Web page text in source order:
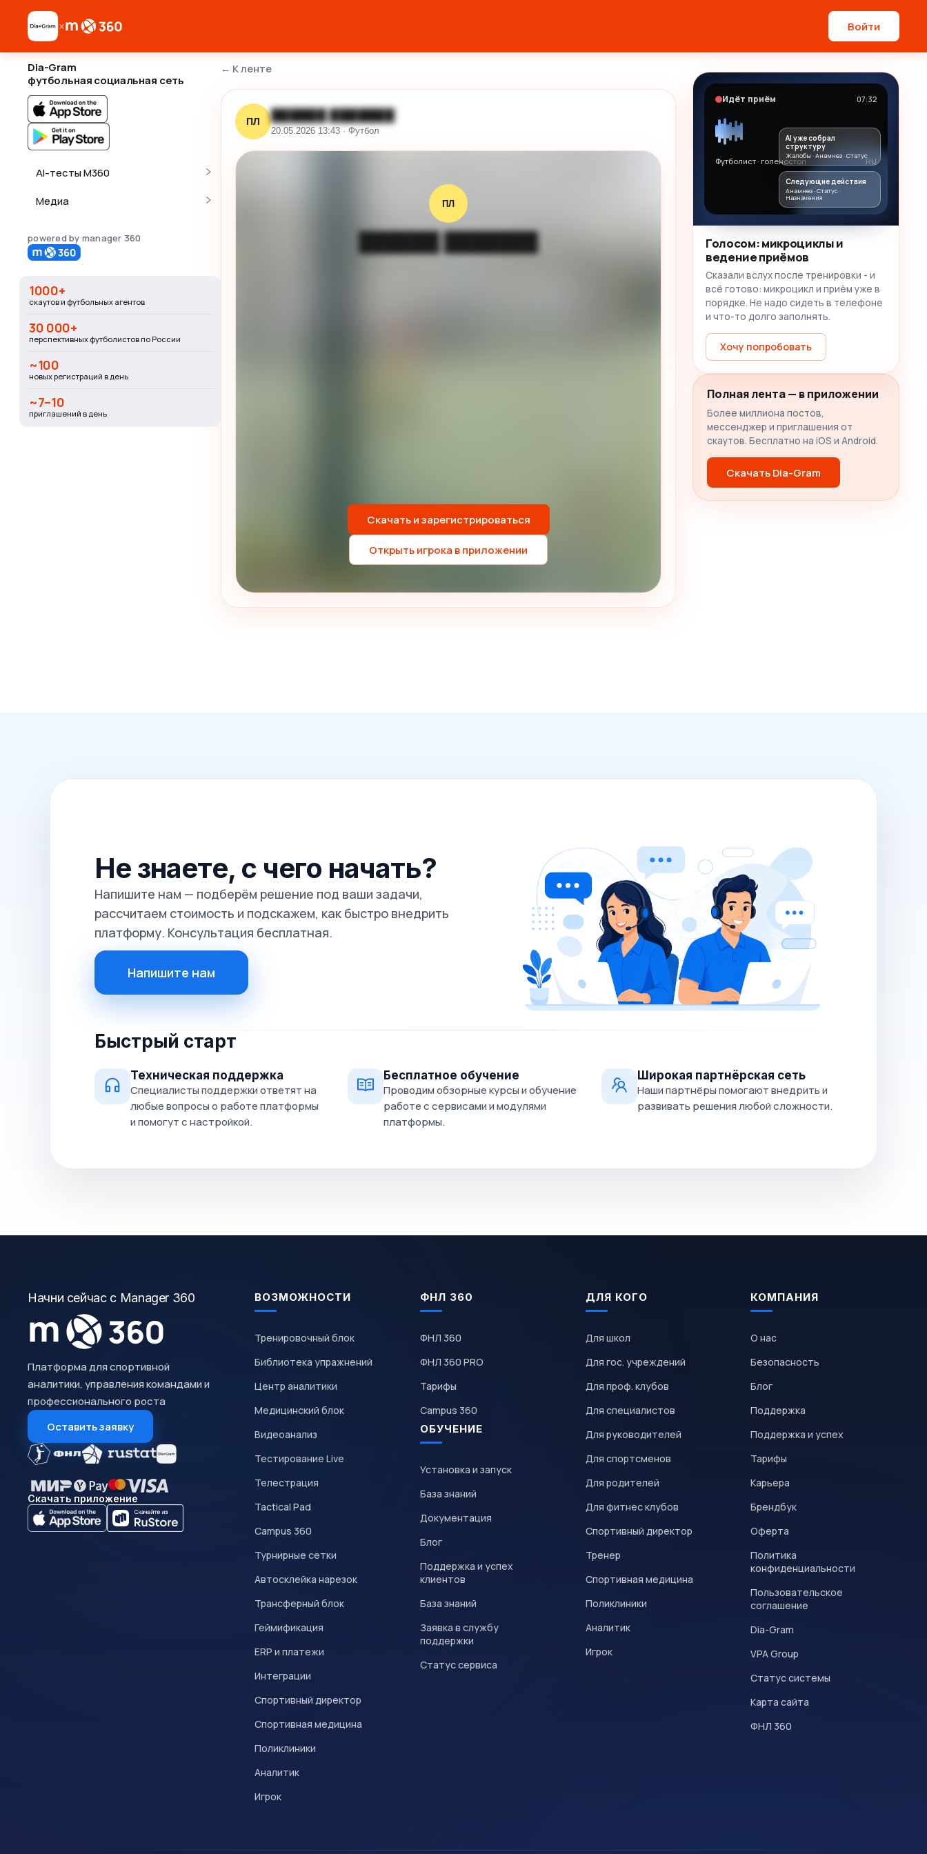
× Войти
Dia-Gram
футбольная социальная сеть
AI-тесты M360
Медиа
powered by manager 360
1000+
скаутов и футбольных агентов
30 000+
перспективных футболистов по России
~100
новых регистраций в день
~7–10
приглашений в день
← К ленте
ПЛ ██████ ███████
20.05.2026 13:43 · Футбол
ПЛ
██████ ███████
Скачать и зарегистрироваться
Открыть игрока в приложении
Идёт приём 07:32
Футболист · голеностоп RU
AI уже собрал
структуру
Жалобы · Анамнез · Статус
Следующие действия
Анамнез · Статус ·
Назначения
Голосом: микроциклы и
ведение приёмов
Сказали вслух после тренировки - и
всё готово: микроцикл и приём уже в
порядке. Не надо сидеть в телефоне
и что-то долго заполнять.
Хочу попробовать
Полная лента — в приложении
Более миллиона постов,
мессенджер и приглашения от
скаутов. Бесплатно на iOS и Android.
Скачать Dia-Gram
Не знаете, с чего начать?
Напишите нам — подберём решение под ваши задачи,
рассчитаем стоимость и подскажем, как быстро внедрить
платформу. Консультация бесплатная.
Напишите нам
Быстрый старт
Техническая поддержка
Специалисты поддержки ответят на
любые вопросы о работе платформы
и помогут с настройкой.
Бесплатное обучение
Проводим обзорные курсы и обучение
работе с сервисами и модулями
платформы.
Широкая партнёрская сеть
Наши партнёры помогают внедрить и
развивать решения любой сложности.
Начни сейчас с Manager 360
Платформа для спортивной
аналитики, управления командами и
профессионального роста
Оставить заявку
Скачать приложение
ВОЗМОЖНОСТИ
Тренировочный блок
Библиотека упражнений
Центр аналитики
Медицинский блок
Видеоанализ
Тестирование Live
Телестрация
Tactical Pad
Campus 360
Турнирные сетки
Автосклейка нарезок
Трансферный блок
Геймификация
ERP и платежи
Интеграции
Спортивный директор
Спортивная медицина
Поликлиники
Аналитик
Игрок
ФНЛ 360
ФНЛ 360
ФНЛ 360 PRO
Тарифы
Campus 360
ОБУЧЕНИЕ
Установка и запуск
База знаний
Документация
Блог
Поддержка и успех
клиентов
База знаний
Заявка в службу
поддержки
Статус сервиса
ДЛЯ КОГО
Для школ
Для гос. учреждений
Для проф. клубов
Для специалистов
Для руководителей
Для спортсменов
Для родителей
Для фитнес клубов
Спортивный директор
Тренер
Спортивная медицина
Поликлиники
Аналитик
Игрок
КОМПАНИЯ
О нас
Безопасность
Блог
Поддержка
Поддержка и успех
Тарифы
Карьера
Брендбук
Оферта
Политика
конфиденциальности
Пользовательское
соглашение
Dia-Gram
VPA Group
Статус системы
Карта сайта
ФНЛ 360